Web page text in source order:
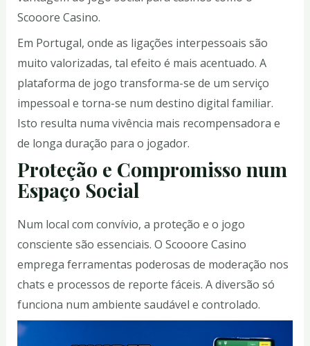
Scooore Casino.
Em Portugal, onde as ligações interpessoais são
muito valorizadas, tal efeito é mais acentuado. A
plataforma de jogo transforma-se de um serviço
impessoal e torna-se num destino digital familiar.
Isto resulta numa vivência mais recompensadora e
de longa duração para o jogador.
Proteção e Compromisso num
Espaço Social
Num local com convívio, a proteção e o jogo
consciente são essenciais. O Scooore Casino
emprega ferramentas poderosas de moderação nos
chats e processos de reporte fáceis. A diversão só
funciona num ambiente saudável e controlado.